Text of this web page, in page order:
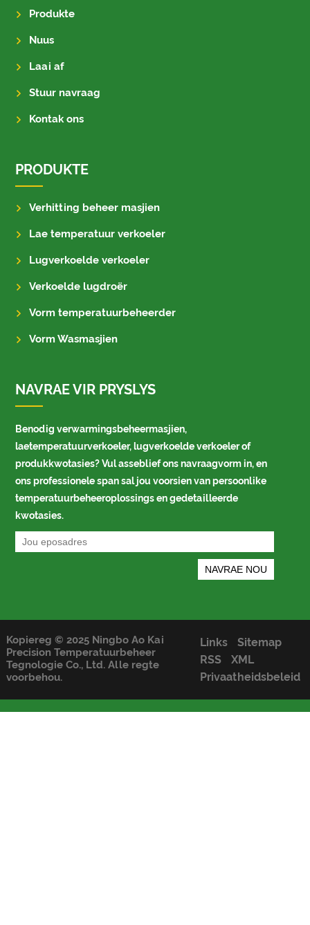
Produkte
Nuus
Laai af
Stuur navraag
Kontak ons
PRODUKTE
Verhitting beheer masjien
Lae temperatuur verkoeler
Lugverkoelde verkoeler
Verkoelde lugdroër
Vorm temperatuurbeheerder
Vorm Wasmasjien
NAVRAE VIR PRYSLYS
Benodig verwarmingsbeheermasjien,
laetemperatuurverkoeler, lugverkoelde verkoeler of
produkkwotasies? Vul asseblief ons navraagvorm in, en
ons professionele span sal jou voorsien van persoonlike
temperatuurbeheeroplossings en gedetailleerde
kwotasies.
Kopiereg © 2025 Ningbo Ao Kai
Precision Temperatuurbeheer
Tegnologie Co., Ltd. Alle regte
voorbehou.
Links
Sitemap
RSS
XML
Privaatheidsbeleid